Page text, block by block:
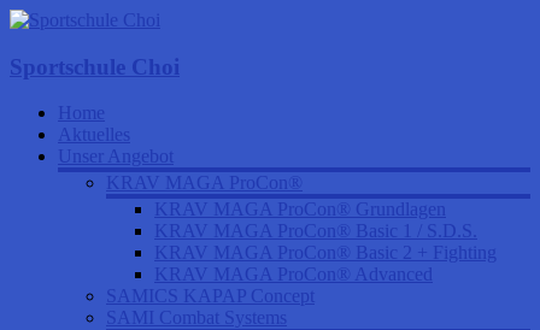
Sportschule Choi
Home
Aktuelles
Unser Angebot
KRAV MAGA ProCon®
KRAV MAGA ProCon® Grundlagen
KRAV MAGA ProCon® Basic 1 / S.D.S.
KRAV MAGA ProCon® Basic 2 + Fighting
KRAV MAGA ProCon® Advanced
SAMICS KAPAP Concept
SAMI Combat Systems